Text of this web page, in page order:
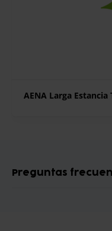
AENA Larga
Preguntas